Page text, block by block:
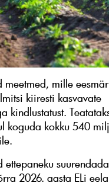
meetmed, mille
kiiresti kasvavate
kindlustatust.
koguda kokku 540
suurendada
2026. aasta ELi